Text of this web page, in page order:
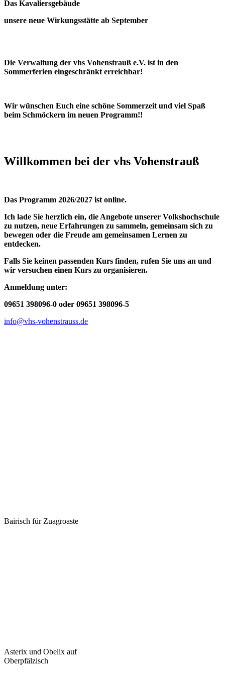
Das Kavaliersgebäude
unsere neue Wirkungsstätte ab September
Die Verwaltung der vhs Vohenstrauß e.V. ist in den
Sommerferien eingeschränkt erreichbar!
Wir wünschen Euch eine schöne Sommerzeit und viel Spaß
beim Schmöckern im neuen Programm!!
Willkommen bei der vhs Vohenstrauß
Das Programm 2026/2027 ist online.
Ich lade Sie herzlich ein, die Angebote unserer Volkshochschule
zu nutzen, neue Erfahrungen zu sammeln, gemeinsam sich zu
bewegen oder die Freude am gemeinsamen Lernen zu
entdecken.
Falls Sie keinen passenden Kurs finden, rufen Sie uns an und
wir versuchen einen Kurs zu organisieren.
Anmeldung unter:
09651 398096-0 oder 09651 398096-5
info@vhs-vohenstrauss.de
Bairisch für Zuagroaste
Asterix und Obelix auf
Oberpfälzisch